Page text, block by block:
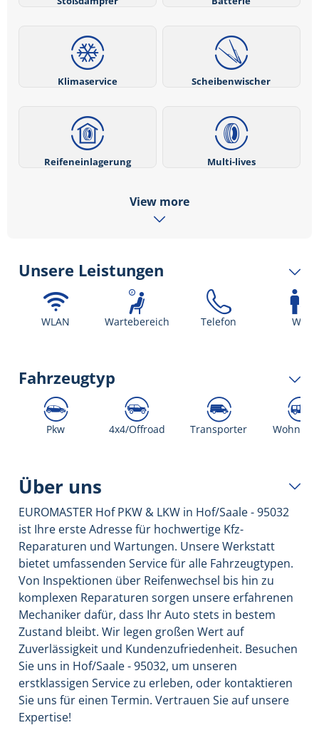
Klimaservice Scheibenwischer
Reifeneinlagerung Multi-lives
View more
Unsere Leistungen
WLAN Wartebereich Telefon WC
Fahrzeugtyp
Pkw 4x4/Offroad Transporter
Über uns
EUROMASTER Hof PKW & LKW in Hof/Saale - 95032
ist Ihre erste Adresse für hochwertige Kfz-
Reparaturen und Wartungen. Unsere Werkstatt
bietet umfassenden Service für alle Fahrzeugtypen.
Von Inspektionen über Reifenwechsel bis hin zu
komplexen Reparaturen sorgen unsere erfahrenen
Mechaniker dafür, dass Ihr Auto stets in bestem
Zustand bleibt. Wir legen großen Wert auf
Zuverlässigkeit und Kundenzufriedenheit. Besuchen
Sie uns in Hof/Saale - 95032, um unseren
erstklassigen Service zu erleben, oder kontaktieren
Sie uns für einen Termin. Vertrauen Sie auf unsere
Expertise!